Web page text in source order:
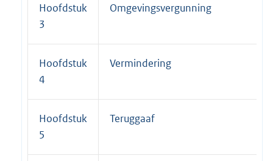
Hoofdstuk
3
Omgevingsvergunning
Hoofdstuk
4
Vermindering
Hoofdstuk
5
Teruggaaf